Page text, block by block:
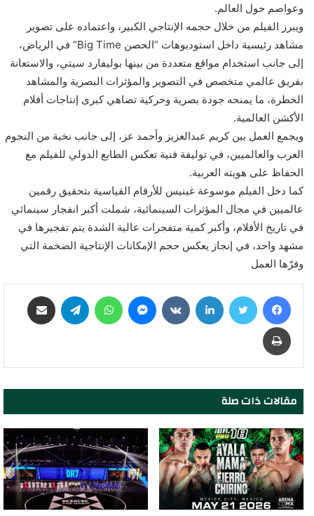
وعواصم حول العالم.
ويبرز الفيلم من خلال حجمه الإنتاجي الكبير، واعتماده على تصوير
مشاهد رئيسية داخل استوديوهات “الحصن Big Time” في الرياض،
إلى جانب استخدام مواقع متعددة من بينها بوليفارد سيتي، والاستعانة
بفريق عالمي متخصص في التصوير والمؤثرات البصرية والمشاهد
الخطرة، ما يمنحه جودة بصرية وحركية تضاهي كبرى إنتاجات أفلام
الأكشن العالمية.
ويجمع العمل بين كريم عبدالعزيز وأحمد عز، إلى جانب نخبة من النجوم
العرب والعالميين، في توليفة فنية تعكس الطابع الدولي للفيلم مع
الحفاظ على هويته العربية.
كما دخل الفيلم موسوعة غينيس للأرقام القياسية بتحقيق رقمين
عالميين في مجال المؤثرات السينمائية، شملت أكبر انفجار سينمائي
في تاريخ الأفلام، وأكبر كمية متفجرات عالية الشدة يتم تفجيرها في
مشهد واحد، في إنجاز يعكس حجم الإمكانات الإنتاجية الضخمة التي
وفرّها العمل
مقالات ذات صلة